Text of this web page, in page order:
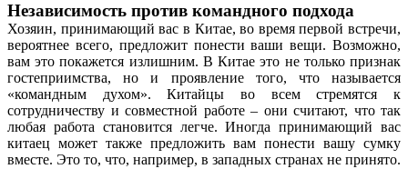
Независимость против командного подхода
Хозяин, принимающий вас в Китае, во время первой встречи,
вероятнее всего, предложит понести ваши вещи. Возможно,
вам это покажется излишним. В Китае это не только признак
гостеприимства, но и проявление того, что называется
«командным духом». Китайцы во всем стремятся к
сотрудничеству и совместной работе – они считают, что так
любая работа становится легче. Иногда принимающий вас
китаец может также предложить вам понести вашу сумку
вместе. Это то, что, например, в западных странах не принято.